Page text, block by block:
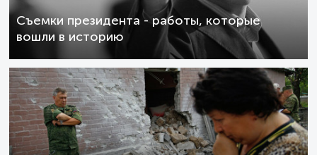
Съемки президента - работы, которые
вошли в историю